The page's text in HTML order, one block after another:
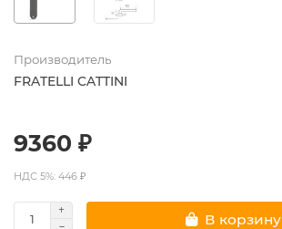
Производитель
FRATELLI CATTINI
9360 ₽
НДС 5%: 446 ₽
В корзину